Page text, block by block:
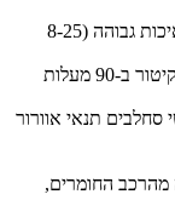
מצע לגידול סחלבים מבוסס על קליפות עץ אורן באיכות גבוהה (8-25
קליפות עץ אורן עוברים שבירה וניפוי ומחוטאים בקיטור ב-90 מעלות
תנאי אוורור
האריזה בעד 20% כתוצאה מהרכב החומרים,